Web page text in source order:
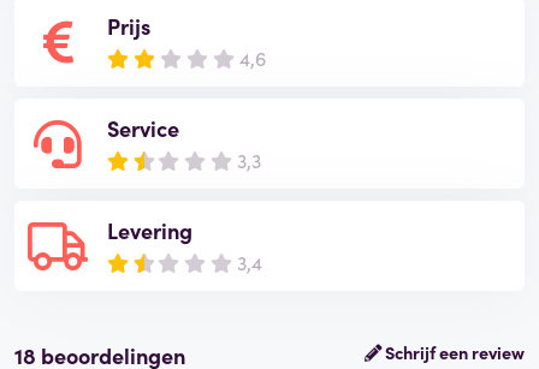
Prijs
4,6
Service
3,3
Levering
3,4
18 beoordelingen Schrijf een review